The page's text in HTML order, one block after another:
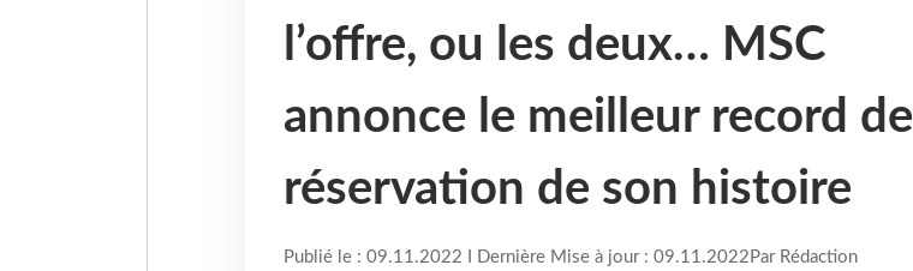
l’offre, ou les deux… MSC
annonce le meilleur record de
réservation de son histoire
Publié le : 09.11.2022 I Dernière Mise à jour : 09.11.2022 Par Rédaction